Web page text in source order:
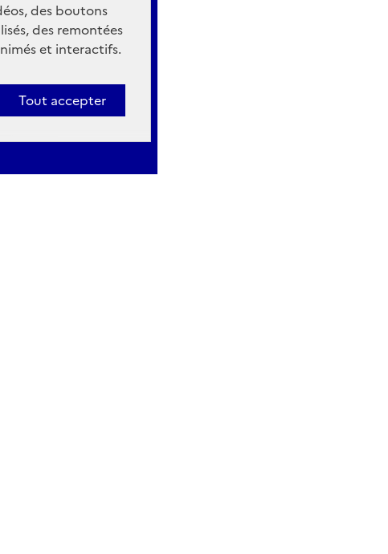
des boutons
des remontées
et interactifs.
Tout accepter